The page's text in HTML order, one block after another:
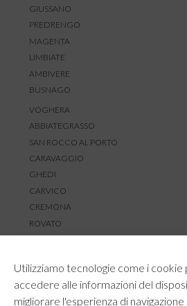
Utilizziamo tecnologie come i
accedere alle informazioni del
migliorare l'esperienza di
GIUSSANO
PREDRENGO
MAGENTA
LIMBIATE
AMBIVERE
BUSNAGO
VOGHERA
ABBIATEGRASSO
SAN ROCCO AL PORTO
CARAVAGGIO
GHEDI
CARVICO
CREMONA
ROVATO